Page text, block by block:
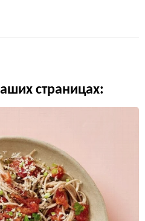
страницах: